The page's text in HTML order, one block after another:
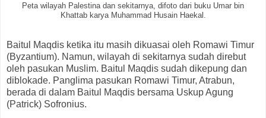
Peta wilayah Palestina dan sekitarnya, difoto dari buku Umar bin
Khattab karya Muhammad Husain Haekal.
Baitul Maqdis ketika itu masih dikuasai oleh Romawi Timur
(Byzantium). Namun, wilayah di sekitarnya sudah direbut
oleh pasukan Muslim. Baitul Maqdis sudah dikepung dan
diblokade. Panglima pasukan Romawi Timur, Atrabun,
berada di dalam Baitul Maqdis bersama Uskup Agung
(Patrick) Sofronius.